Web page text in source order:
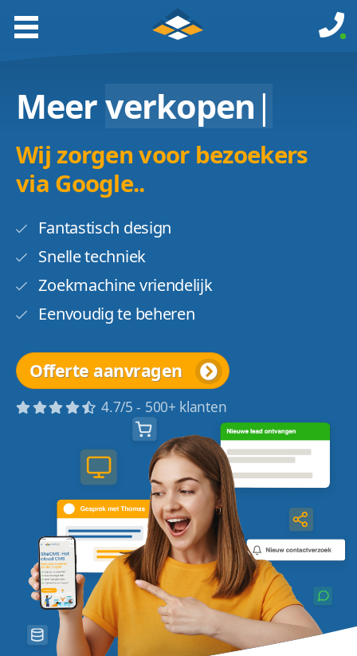
Meerverkopen|
Wij zorgen voor bezoekers
via Google..
Fantastisch design
Snelle techniek
Zoekmachine vriendelijk
Eenvoudig te beheren
Offerte aanvragen
4.7/5 - 500+ klanten